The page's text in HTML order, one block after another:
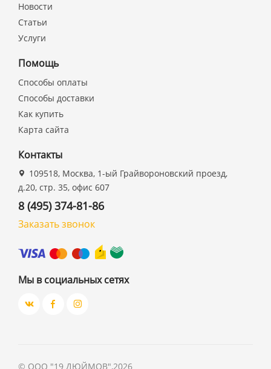
Новости
Статьи
Услуги
Помощь
Способы оплаты
Способы доставки
Как купить
Карта сайта
Контакты
109518, Москва, 1-ый Грайвороновский проезд,
д.20, стр. 35, офис 607
8 (495) 374-81-86
Заказать звонок
Мы в социальных сетях
© ООО "19 ДЮЙМОВ",2026